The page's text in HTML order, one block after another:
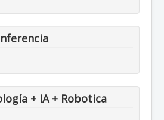
+ IA + Robotica